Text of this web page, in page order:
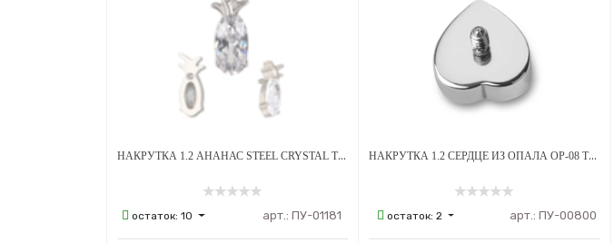
НАКРУТКА 1.2 АНАНАС STEEL CRYSTAL ТИТАН
остаток:10 арт.: ПУ-01181
НАКРУТКА 1.2 СЕРДЦЕ ИЗ ОПАЛА OP-08 ТИТАН
остаток: 2 арт.: ПУ-00800